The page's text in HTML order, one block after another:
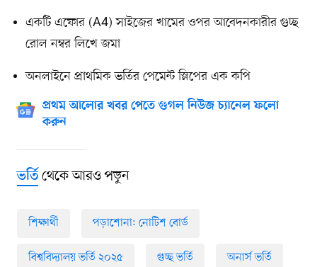
একটি এফোর (A4) সাইজের খামের ওপর আবেদনকারীর গুচ্ছ
রোল নম্বর লিখে জমা
অনলাইনে প্রাথমিক ভর্তির পেমেন্ট স্লিপের এক কপি
প্রথম আলোর খবর পেতে গুগল নিউজ চ্যানেল ফলো
করুন
ভর্তিথেকে আরও পড়ুন
শিক্ষার্থী পড়াশোনা: নোটিশ বোর্ড
বিশ্ববিদ্যালয় ভর্তি ২০২৫ গুচ্ছ ভর্তি অনার্স ভর্তি